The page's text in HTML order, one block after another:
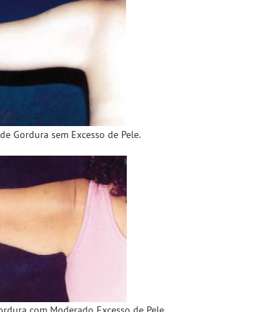
Gordura sem Excesso de Pele.